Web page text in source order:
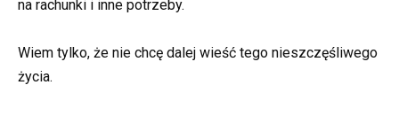
na rachunki i inne potrzeby.
Wiem tylko, że nie chcę dalej wieść tego nieszczęśliwego
życia.